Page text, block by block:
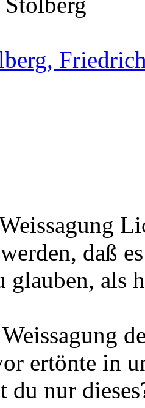
daß
glauben, als
ertönte in
du nur